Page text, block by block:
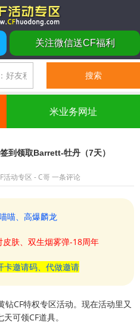
关注微信送CF福利
米业务网址
到领取Barrett-牡丹（7天）
活动专区 - C哥 一条评论
喵、高爆麟龙
肤、双生烟雾弹-18周年
卡邀请码、代做邀请
钻CF特权专区活动。现在活动里又
可领CF道具。